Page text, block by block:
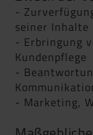
-
seiner Inhalte
- Erbringung
Kundenpflege
-
- Marketing,